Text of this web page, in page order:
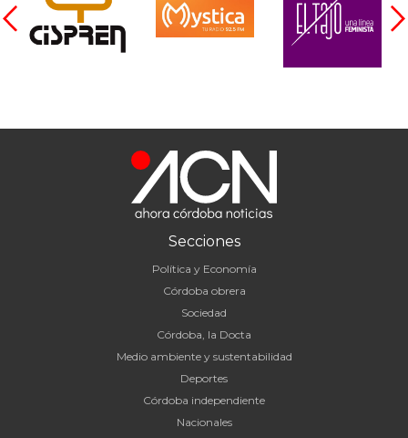
Secciones
Política y Economía
Córdoba obrera
Sociedad
Córdoba, la Docta
Medio ambiente y sustentabilidad
Deportes
Córdoba independiente
Nacionales